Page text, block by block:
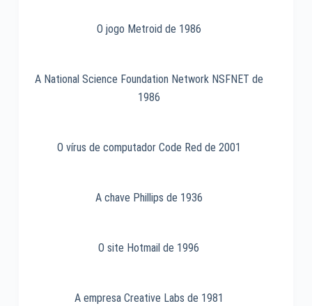
O jogo Metroid de 1986
A National Science Foundation Network NSFNET de
1986
O vírus de computador Code Red de 2001
A chave Phillips de 1936
O site Hotmail de 1996
A empresa Creative Labs de 1981